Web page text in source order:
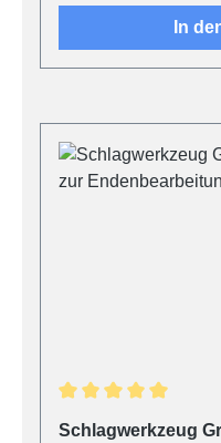
In
Schlagwerkzeug